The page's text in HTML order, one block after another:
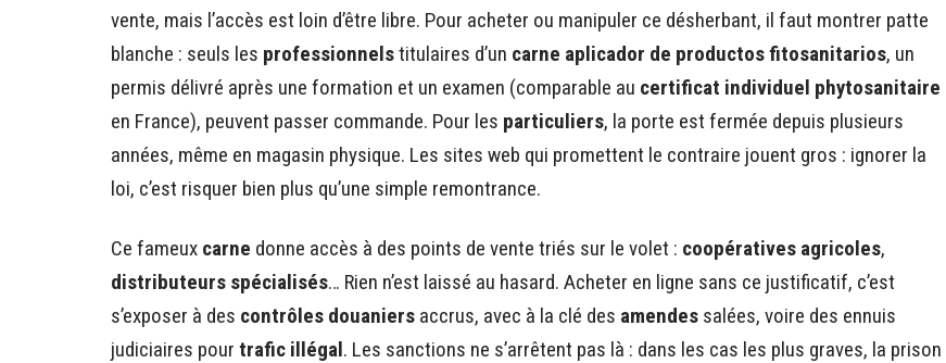
vente, mais l’accès est loin d’être libre. Pour acheter ou manipuler ce désherbant, il faut montrer patte
blanche : seuls les professionnelstitulaires d’un carne aplicador de productos fitosanitarios, un
permis délivré après une formation et un examen (comparable au certificat individuel phytosanitaire
en France), peuvent passer commande. Pour les particuliers, la porte est fermée depuis plusieurs
années, même en magasin physique. Les sites web qui promettent le contraire jouent gros : ignorer la
loi, c’est risquer bien plus qu’une simple remontrance.
Ce fameux carne donne accès à des points de vente triés sur le volet : coopératives agricoles,
distributeurs spécialisés… Rien n’est laissé au hasard. Acheter en ligne sans ce justificatif, c’est
s’exposer à des contrôles douaniers accrus, avec à la clé des amendes salées, voire des ennuis
judiciaires pour trafic illégal. Les sanctions ne s’arrêtent pas là : dans les cas les plus graves, la prison